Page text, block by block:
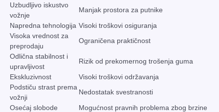
Uzbudljivo iskustvo
vožnje
Manjak prostora za putnike
Napredna tehnologija Visoki troškovi osiguranja
Visoka vrednost za
preprodaju
Ograničena praktičnost
Odlična stabilnost i
upravljivost
Rizik od prekomernog trošenja guma
Ekskluzivnost
Visoki troškovi održavanja
Podstiču strast prema
vožnji
Nedostatak svestranosti
Osećaj slobode
Mogućnost pravnih problema zbog brzine